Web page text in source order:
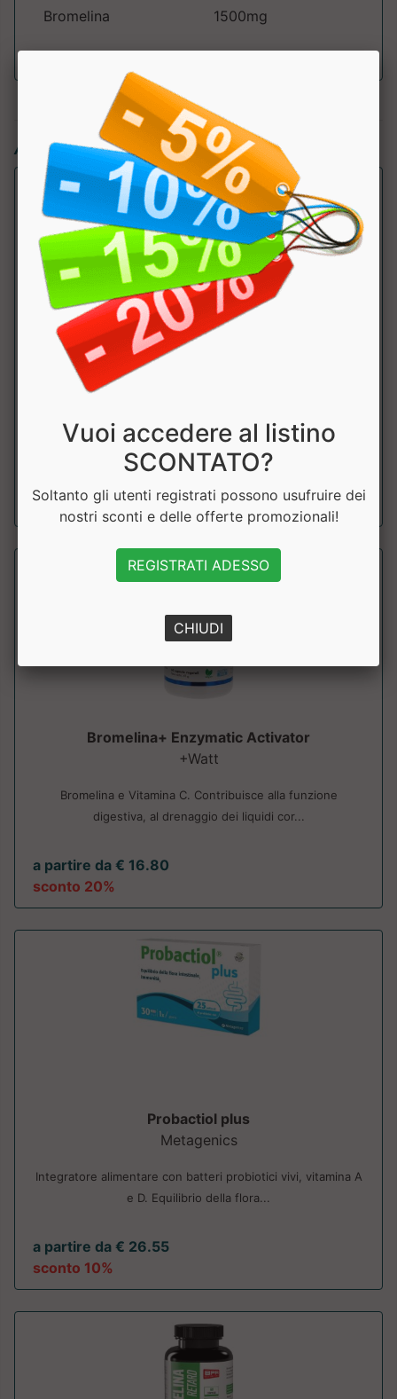
Bromelina 1500mg
Articoli simili:
FLORA FERMENTI LATTICI
prebiotiche. ....
sconto 10%
Bromelina+ Enzymatic Activator
+Watt
Bromelina e Vitamina C. Contribuisce alla funzione
digestiva, al drenaggio dei liquidi cor...
a partire da € 16.80
sconto 20%
Probactiol plus
Metagenics
Integratore alimentare con batteri probiotici vivi, vitamina A
e D. Equilibrio della flora...
a partire da € 26.55
sconto 10%
Vuoi accedere al listino
SCONTATO?
Soltanto gli utenti registrati possono usufruire dei
nostri sconti e delle offerte promozionali!
REGISTRATI ADESSO
CHIUDI